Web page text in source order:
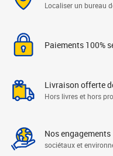
Localiser un bureau
Paiements 100%
Livraison offerte
Hors livres et hors
Nos engagements
sociétaux et